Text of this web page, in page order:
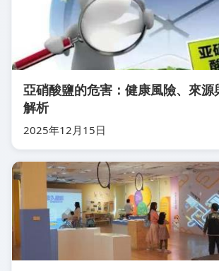
亞硝酸鹽的危害：健康風險、來源
解析
2025年12月15日